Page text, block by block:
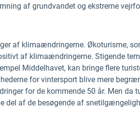
af grundvandet og ekstreme
af klimaændringerne. Økoturisme,
af klimaændringerne. Stigende
Middelhavet, kan bringe flere
for vintersport blive mere
for de kommende 50 år. Men da
del af de besøgende af